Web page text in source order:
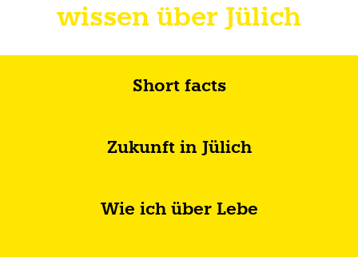
wissen über Jülich
Short facts
Zukunft in Jülich
Wie ich über Lebe